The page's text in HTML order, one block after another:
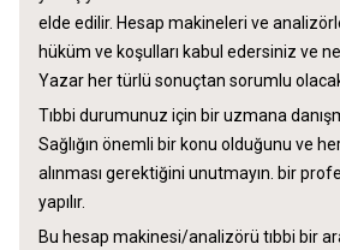
elde edilir. Hesap makineleri ve
hüküm ve koşulları kabul edersiniz ve
Yazar her türlü sonuçtan sorumlu
Tıbbi durumunuz için bir uzmana
Sağlığın önemli bir konu olduğunu ve
alınması gerektiğini unutmayın. bir
yapılır.
Bu hesap makinesi/analizörü tıbbi bir